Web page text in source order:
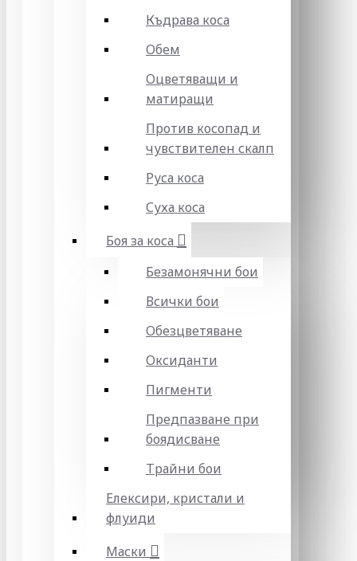
Къдрава коса
Обем
Оцветяващи и
матиращи
Против косопад и
чувствителен скалп
Руса коса
Суха коса
Боя за коса
Безамонячни бои
Всички бои
Обезцветяване
Оксиданти
Пигменти
Предпазване при
боядисване
Трайни бои
Елексири, кристали и
флуиди
Маски